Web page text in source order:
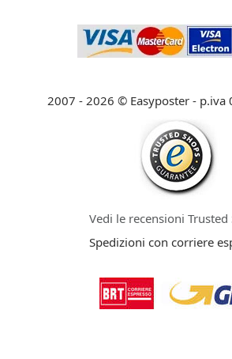
2007 - 2026 © Easyposter - p.iva
Vedi le recensioni Trusted
Spedizioni con corriere